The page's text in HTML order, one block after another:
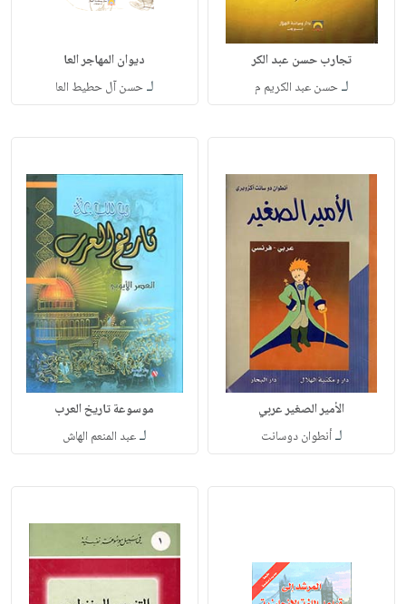
تجارب حسن عبد الكر
لـحسن عبد الكريم م
ديوان المهاجر العا
لـحسن آل حطيط العا
الأمير الصغير عربي
لـأنطوان دوسانت
موسوعة تاريخ العرب
لـعبد المنعم الهاش